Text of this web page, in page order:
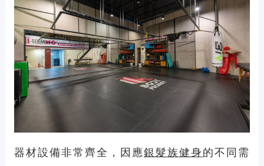
器材設備非常齊全，因應銀髮族健身的不同需